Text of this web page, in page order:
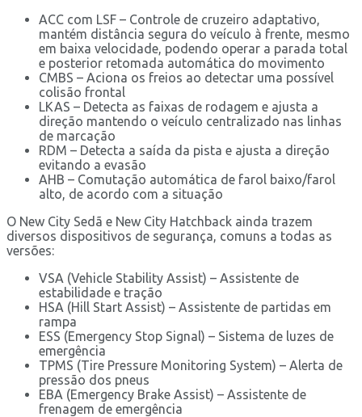
ACC com LSF – Controle de cruzeiro adaptativo,
mantém distância segura do veículo à frente, mesmo
em baixa velocidade, podendo operar a parada total
e posterior retomada automática do movimento
CMBS – Aciona os freios ao detectar uma possível
colisão frontal
LKAS – Detecta as faixas de rodagem e ajusta a
direção mantendo o veículo centralizado nas linhas
de marcação
RDM – Detecta a saída da pista e ajusta a direção
evitando a evasão
AHB – Comutação automática de farol baixo/farol
alto, de acordo com a situação
O New City Sedã e New City Hatchback ainda trazem
diversos dispositivos de segurança, comuns a todas as
versões:
VSA (Vehicle Stability Assist) – Assistente de
estabilidade e tração
HSA (Hill Start Assist) – Assistente de partidas em
rampa
ESS (Emergency Stop Signal) – Sistema de luzes de
emergência
TPMS (Tire Pressure Monitoring System) – Alerta de
pressão dos pneus
EBA (Emergency Brake Assist) – Assistente de
frenagem de emergência